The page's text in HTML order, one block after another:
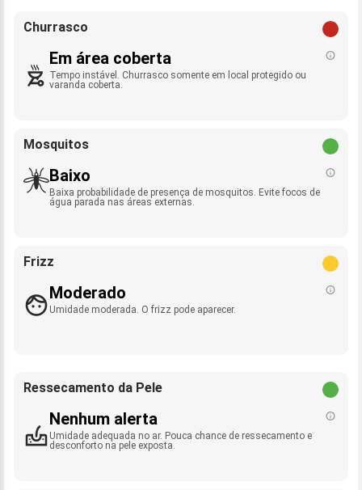
Churrasco
Em área coberta
Tempo instável. Churrasco somente em local protegido ou
varanda coberta.
Mosquitos
Baixo
Baixa probabilidade de presença de mosquitos. Evite focos de
água parada nas áreas externas.
Frizz
Moderado
Umidade moderada. O frizz pode aparecer.
Ressecamento da Pele
Nenhum alerta
Umidade adequada no ar. Pouca chance de ressecamento e
desconforto na pele exposta.